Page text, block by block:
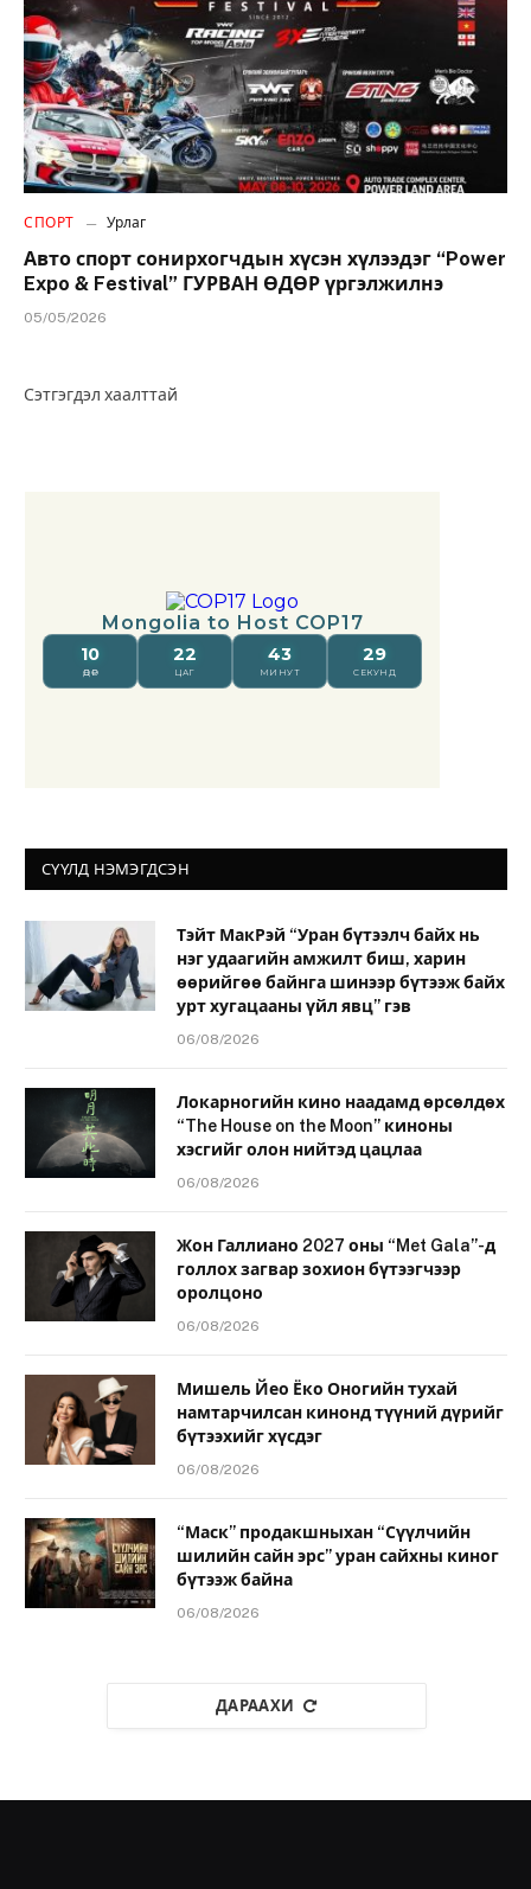
СПОРТ Урлаг
Авто спорт сонирхогчдын хүсэн хүлээдэг “Power
Expo & Festival” ГУРВАН ӨДӨР үргэлжилнэ
05/05/2026
Сэтгэгдэл хаалттай
СҮҮЛД НЭМЭГДСЭН
Тэйт МакРэй “Уран бүтээлч байх нь
нэг удаагийн амжилт биш, харин
өөрийгөө байнга шинээр бүтээж байх
урт хугацааны үйл явц” гэв
06/08/2026
Локарногийн кино наадамд өрсөлдөх
“The House on the Moon” киноны
хэсгийг олон нийтэд цацлаа
06/08/2026
Жон Галлиано 2027 оны “Met Gala”-д
голлох загвар зохион бүтээгчээр
оролцоно
06/08/2026
Мишель Йео Ёко Оногийн тухай
намтарчилсан кинонд түүний дүрийг
бүтээхийг хүсдэг
06/08/2026
“Маск” продакшныхан “Сүүлчийн
шилийн сайн эрс” уран сайхны киног
бүтээж байна
06/08/2026
ДАРААХИ